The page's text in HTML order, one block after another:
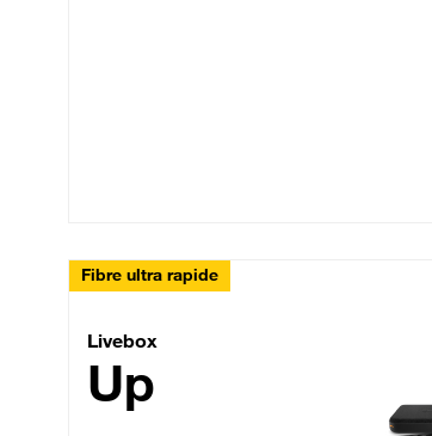
Fibre ultra rapide
Livebox Up Fibre
Livebox
Up